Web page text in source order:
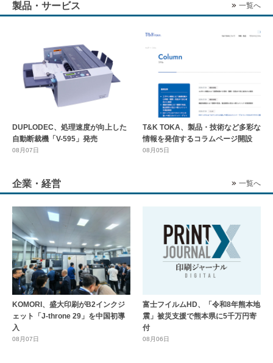
製品・サービス 一覧へ
DUPLODEC、処理速度が向上した
自動断裁機「V-595」発売
08月07日
T&K TOKA、製品・技術など多彩な
情報を発信するコラムページ開設
08月05日
企業・経営 一覧へ
KOMORI、盛大印刷がB2インクジ
ェット「J-throne 29」を中国初導
入
08月07日
富士フイルムHD、「令和8年熊本地
震」被災支援で熊本県に5千万円寄
付
08月06日